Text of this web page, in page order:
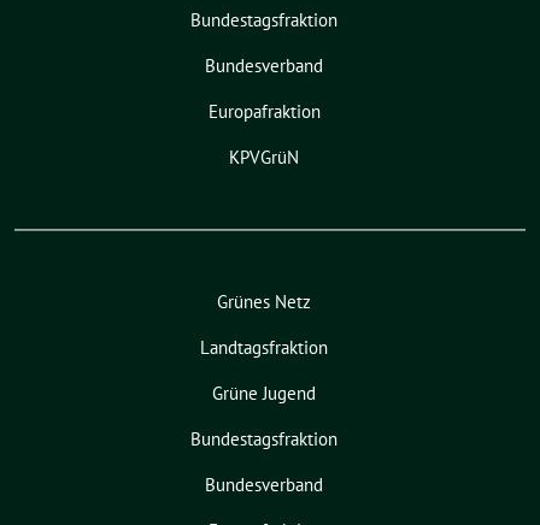
Bundestagsfraktion
Bundesverband
Europafraktion
KPVGrüN
Grünes Netz
Landtagsfraktion
Grüne Jugend
Bundestagsfraktion
Bundesverband